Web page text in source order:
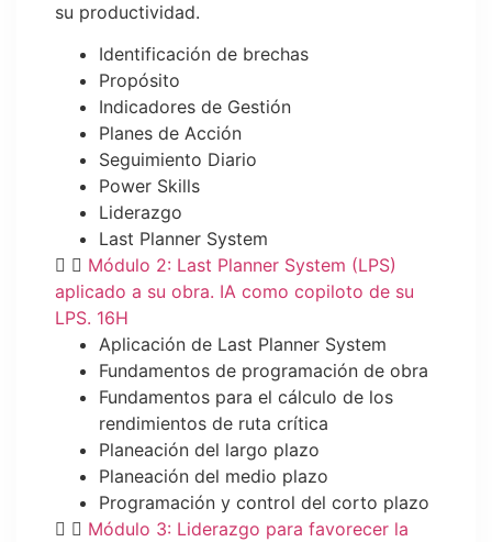
su productividad.
Identificación de brechas
Propósito
Indicadores de Gestión
Planes de Acción
Seguimiento Diario
Power Skills
Liderazgo
Last Planner System
Módulo 2: Last Planner System (LPS)
aplicado a su obra. IA como copiloto de su
LPS. 16H
Aplicación de Last Planner System
Fundamentos de programación de obra
Fundamentos para el cálculo de los
rendimientos de ruta crítica
Planeación del largo plazo
Planeación del medio plazo
Programación y control del corto plazo
Módulo 3: Liderazgo para favorecer la